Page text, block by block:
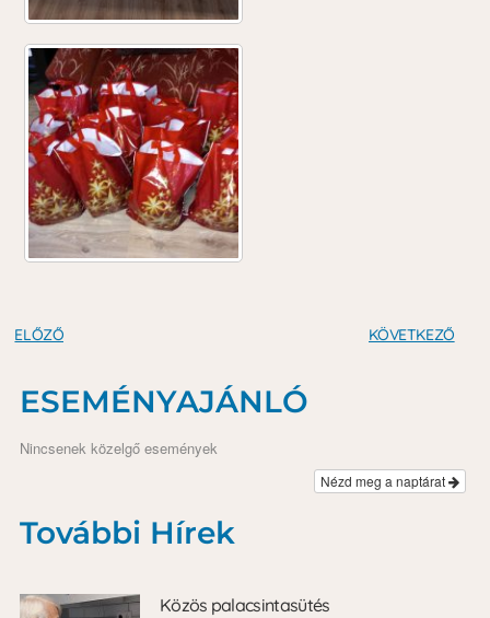
ELŐZŐ KÖVETKEZŐ
ESEMÉNYAJÁNLÓ
Nincsenek közelgő események
Nézd meg a naptárat
További Hírek
Közös palacsintasütés